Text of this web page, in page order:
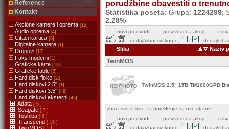
Reference
Kontakt
Akcione kamere i oprema [13]
Audio oprema [4]
Citaci kartica [8]
Digitalne kamere [1]
Dronovi [13]
Faks modemi [1]
Graficke karte [135]
Graficke table [3]
Hard disk fioke [23]
Hard diskovi 2.5'' [1]
Hard diskovi 3.5'' [49]
Hard diskovi eksterni [45]
Adata [ 5 ]
Seagate [ 7 ]
Toshiba [ 6 ]
Transcend [ 16 ]
porudžbine obavestiti o
Statistika poseta: Grupa: 1224299;
2.28%
- novi proizvodi; - proizvodi na akciji;
-
/
- dodaj/izbaci iz korpe; / - dodaj/
Slika Naziv
TwinMOS
TwinMOS 2.5" 1TB TM1000GPD
Izbaci sve iz liste za poređenje sa ove strane
- novi proizvodi; - proizvodi na akciji;
-
/
- dodaj/izbaci iz korpe; / - dodaj/